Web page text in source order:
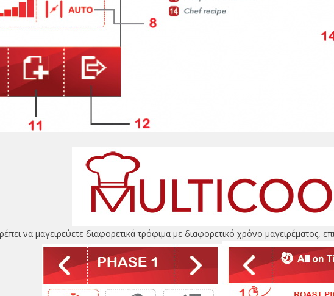
να μαγειρεύετε διαφορετικά τρόφιμα με διαφορετικό χρόνο μαγειρέματος,